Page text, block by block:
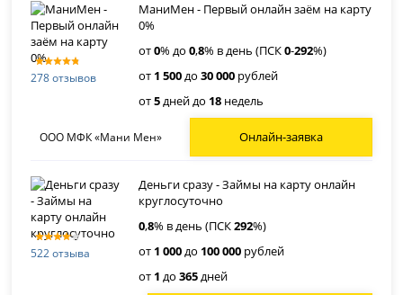
278 отзывов
МаниМен - Первый онлайн заём на карту
0%
от0% до0,8% в день (ПСК0-292%)
от 1 500до30 000 рублей
от5дней до 18 недель
ООО МФК «Мани Мен» Онлайн-заявка
522 отзыва
Деньги сразу - Займы на карту онлайн
круглосуточно
0,8% в день (ПСК292%)
от 1 000до 100 000 рублей
от 1 до365дней